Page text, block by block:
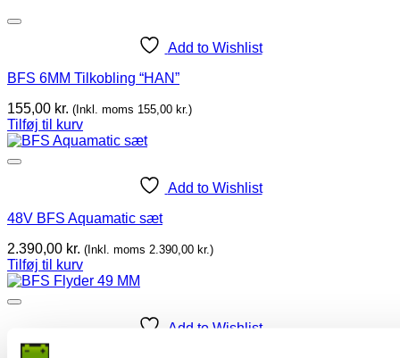
Add to Wishlist
BFS 6MM Tilkobling “HAN”
155,00 kr. (Inkl. moms 155,00 kr.)
Tilføj til kurv
Add to Wishlist
48V BFS Aquamatic sæt
2.390,00 kr. (Inkl. moms 2.390,00 kr.)
Tilføj til kurv
Add to Wishlist